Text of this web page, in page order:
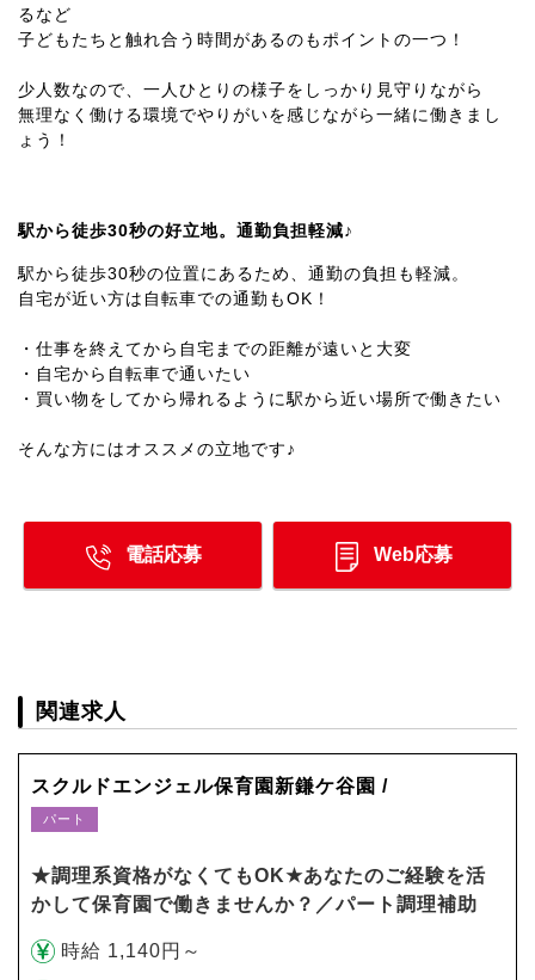
るなど
子どもたちと触れ合う時間があるのもポイントの一つ！
少人数なので、一人ひとりの様子をしっかり見守りながら
無理なく働ける環境でやりがいを感じながら一緒に働きまし
ょう！
駅から徒歩30秒の好立地。通勤負担軽減♪
駅から徒歩30秒の位置にあるため、通勤の負担も軽減。
自宅が近い方は自転車での通勤もOK！
・仕事を終えてから自宅までの距離が遠いと大変
・自宅から自転車で通いたい
・買い物をしてから帰れるように駅から近い場所で働きたい
そんな方にはオススメの立地です♪
電話応募 Web応募
関連求人
スクルドエンジェル保育園新鎌ケ谷園 /
パート
★調理系資格がなくてもOK★あなたのご経験を活
かして保育園で働きませんか？／パート調理補助
時給 1,140円～